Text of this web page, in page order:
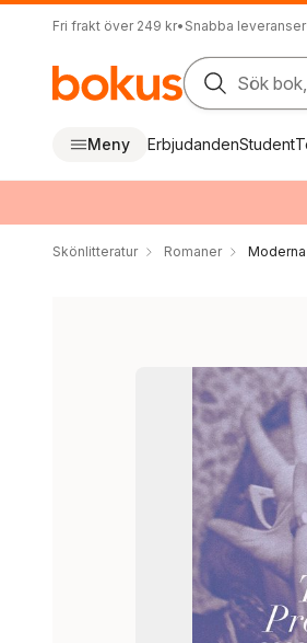
Fri frakt över 249 kr• Snabba leveranser
Sök
Meny ErbjudandenStudent
Skönlitteratur Romaner